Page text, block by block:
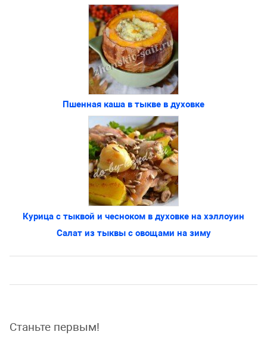
Пшенная каша в тыкве в духовке
Курица с тыквой и чесноком в духовке на хэллоуин
Салат из тыквы с овощами на зиму
Станьте первым!